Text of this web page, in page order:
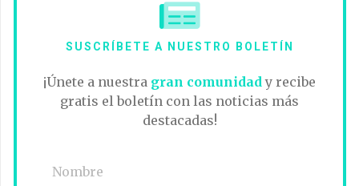
SUSCRÍBETE A NUESTRO BOLETÍN
¡Únete a nuestra gran comunidad y recibe
gratis el boletín con las noticias más
destacadas!